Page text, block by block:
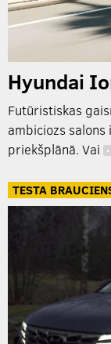
Hyundai
Futūristiskas
ambiciozs
priekšplānā. Vai
TESTA